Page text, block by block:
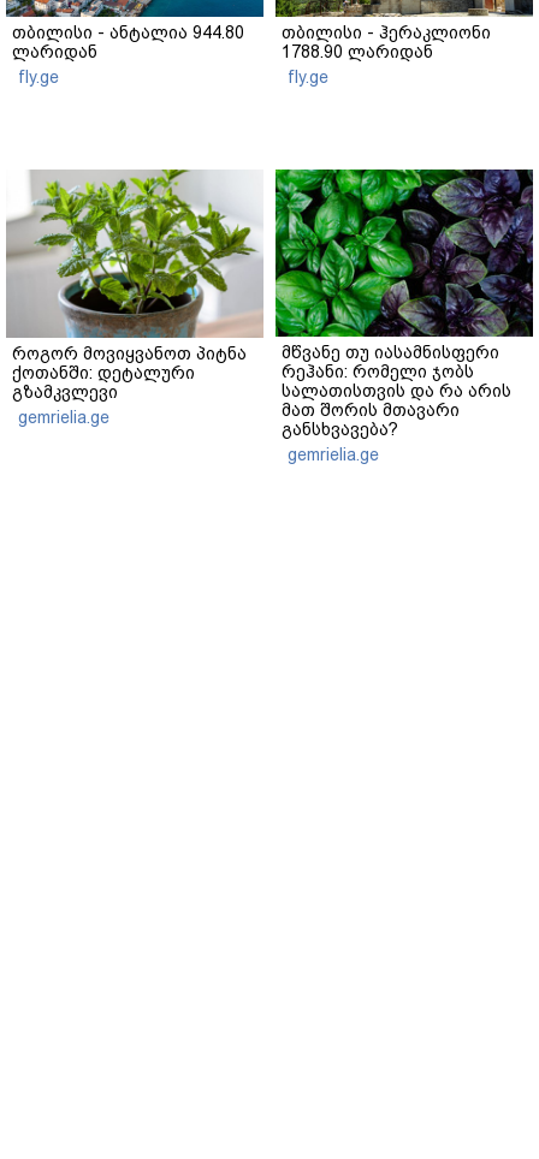
თბილისი - ანტალია 944.80
ლარიდან
fly.ge
თბილისი - ჰერაკლიონი
1788.90 ლარიდან
fly.ge
როგორ მოვიყვანოთ პიტნა
ქოთანში: დეტალური
გზამკვლევი
gemrielia.ge
მწვანე თუ იასამნისფერი
რეჰანი: რომელი ჯობს
სალათისთვის და რა არის
მათ შორის მთავარი
განსხვავება?
gemrielia.ge